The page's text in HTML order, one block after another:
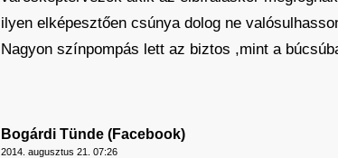
ilyen elképesztően csúnya dolog ne
Nagyon színpompás lett az biztos ,mint a
Bogárdi Tünde (Facebook)
2014. augusztus 21. 07:26